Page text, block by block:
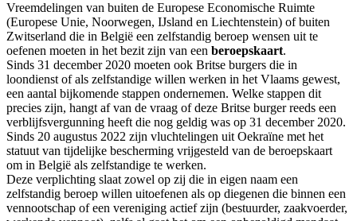
Vreemdelingen van buiten de Europese Economische Ruimte
(Europese Unie, Noorwegen, IJsland en Liechtenstein) of buiten
Zwitserland die in België een zelfstandig beroep wensen uit te
oefenen moeten in het bezit zijn van een beroepskaart.
Sinds 31 december 2020 moeten ook Britse burgers die in
loondienst of als zelfstandige willen werken in het Vlaams gewest,
een aantal bijkomende stappen ondernemen. Welke stappen dit
precies zijn, hangt af van de vraag of deze Britse burger reeds een
verblijfsvergunning heeft die nog geldig was op 31 december 2020.
Sinds 20 augustus 2022 zijn vluchtelingen uit Oekraïne met het
statuut van tijdelijke bescherming vrijgesteld van de beroepskaart
om in België als zelfstandige te werken.
Deze verplichting slaat zowel op zij die in eigen naam een
zelfstandig beroep willen uitoefenen als op diegenen die binnen een
vennootschap of een vereniging actief zijn (bestuurder, zaakvoerder,